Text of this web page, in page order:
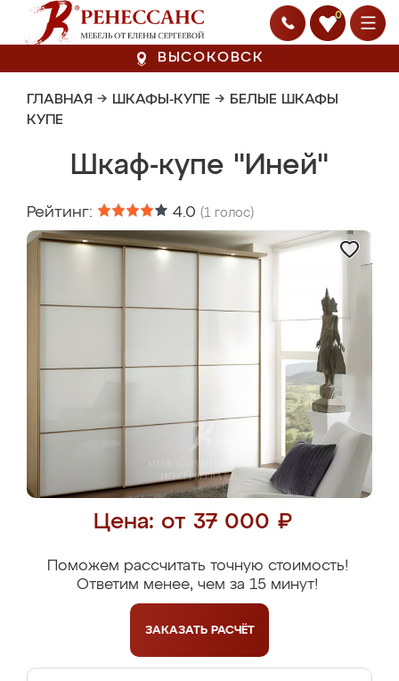
0
ВЫСОКОВСК
ГЛАВНАЯ → ШКАФЫ-КУПЕ → БЕЛЫЕ ШКАФЫ
КУПЕ
Шкаф-купе "Иней"
Рейтинг: 4.0 (1 голос)
Цена: от 37 000 ₽
Поможем рассчитать точную стоимость!
Ответим менее, чем за 15 минут!
ЗАКАЗАТЬ РАСЧЁТ